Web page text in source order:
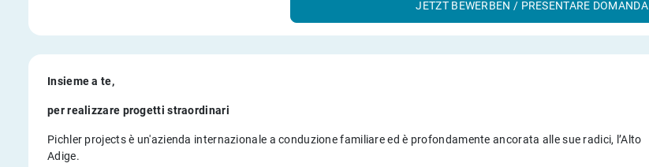
JETZT BEWERBEN / PRESENTARE DOMANDA
Insieme a te,
per realizzare progetti straordinari
Pichler projects è un'azienda internazionale a conduzione familiare ed è profondamente ancorata alle sue radici, l’Alto
Adige.